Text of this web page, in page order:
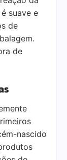
suave e
de
de
nascido